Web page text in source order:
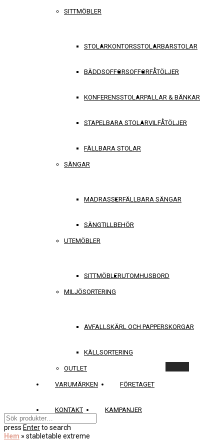
SITTMÖBLER
STOLARKONTORSSTOLARBARSTOLAR
BÄDDSOFFORSOFFORFÅTÖLJER
KONFERENSSTOLARPALLAR & BÄNKAR
STAPELBARA STOLARVILFÅTÖLJER
FÄLLBARA STOLAR
SÄNGAR
MADRASSERFÄLLBARA SÄNGAR
SÄNGTILLBEHÖR
UTEMÖBLER
SITTMÖBLERUTOMHUSBORD
MILJÖSORTERING
AVFALLSKÄRL OCH PAPPERSKORGAR
KÄLLSORTERING
OUTLET
VARUMÄRKEN FÖRETAGET
KONTAKT KAMPANJER
press Enterto search
Hem » stabletable extreme